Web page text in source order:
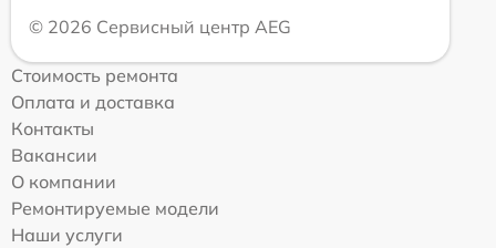
© 2026 Сервисный центр AEG
Стоимость ремонта
Оплата и доставка
Контакты
Вакансии
О компании
Ремонтируемые модели
Наши услуги